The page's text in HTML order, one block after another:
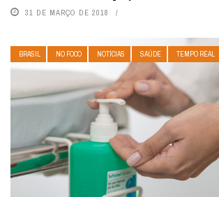
31 DE MARÇO DE 2018
BRASIL NO FOCO NOTÍCIAS SAÚDE TEMPO REAL